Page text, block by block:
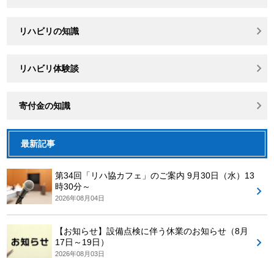
リハビリの知識
リハビリ体験談
寄付金の知識
最新記事
第34回「リハ協カフェ」のご案内 9月30日（水）13
時30分～
2026年08月04日
【お知らせ】設備点検に伴う休業のお知らせ（8月
17日～19日）
2026年08月03日